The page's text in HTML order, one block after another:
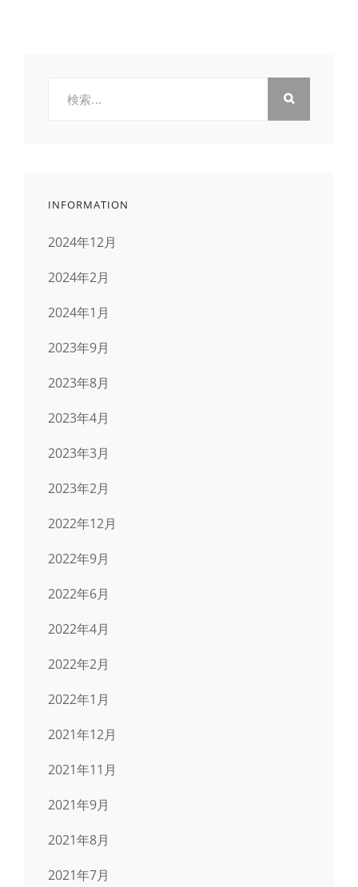
INFORMATION
2024年12月
2024年2月
2024年1月
2023年9月
2023年8月
2023年4月
2023年3月
2023年2月
2022年12月
2022年9月
2022年6月
2022年4月
2022年2月
2022年1月
2021年12月
2021年11月
2021年9月
2021年8月
2021年7月